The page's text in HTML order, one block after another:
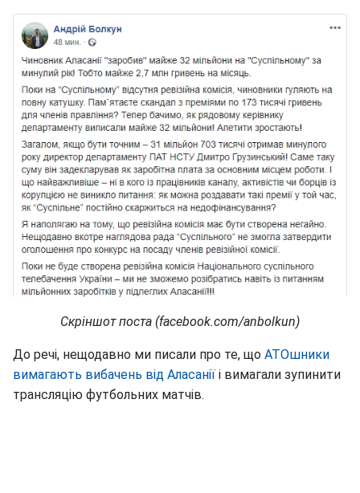
Скріншот поста (facebook.com/anbolkun)
До речі, нещодавно ми писали про те, що АТОшники
вимагають вибачень від Аласанії і вимагали зупинити
трансляцію футбольних матчів.